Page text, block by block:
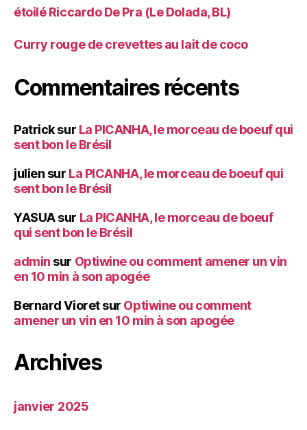
étoilé Riccardo De Pra (Le Dolada, BL)
Curry rouge de crevettes au lait de coco
Commentaires récents
Patricksur La PICANHA, le morceau de boeuf qui
sent bon le Brésil
julien sur La PICANHA, le morceau de boeuf qui
sent bon le Brésil
YASUAsur La PICANHA, le morceau de boeuf
qui sent bon le Brésil
admin sur Optiwine ou comment amener un vin
en 10 min à son apogée
Bernard Vioretsur Optiwine ou comment
amener un vin en 10 min à son apogée
Archives
janvier 2025